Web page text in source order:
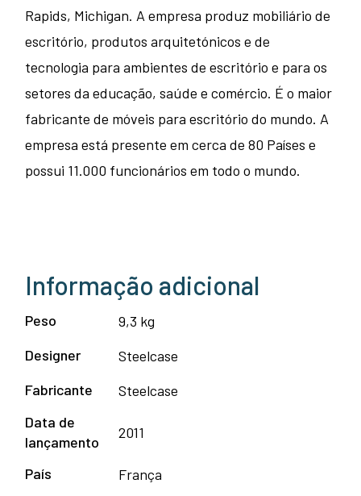
Rapids, Michigan. A empresa produz mobiliário de
escritório, produtos arquitetónicos e de
tecnologia para ambientes de escritório e para os
setores da educação, saúde e comércio. É o maior
fabricante de móveis para escritório do mundo. A
empresa está presente em cerca de 80 Países e
possui 11.000 funcionários em todo o mundo.
Informação adicional
Peso
9,3 kg
Designer
Steelcase
Fabricante
Steelcase
Data de
lançamento
2011
País
França